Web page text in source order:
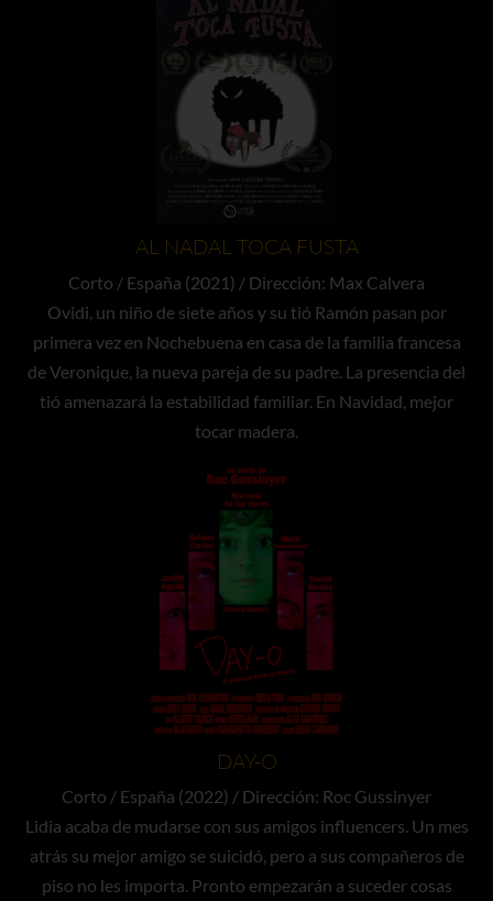
AL NADAL TOCA FUSTA
Corto / España (2021) / Dirección: Max Calvera
Ovidi, un niño de siete años y su tió Ramón pasan por
primera vez en Nochebuena en casa de la familia francesa
de Veronique, la nueva pareja de su padre. La presencia del
tió amenazará la estabilidad familiar. En Navidad, mejor
tocar madera.
DAY-O
Corto / España (2022) / Dirección: Roc Gussinyer
Lidia acaba de mudarse con sus amigos influencers. Un mes
atrás su mejor amigo se suicidó, pero a sus compañeros de
piso no les importa. Pronto empezarán a suceder cosas